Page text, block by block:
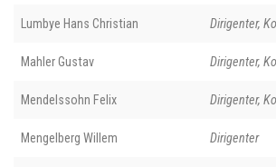
Lumbye Hans Christian Dirigenter,
Mahler Gustav Dirigenter,
Mendelssohn Felix Dirigenter,
Mengelberg Willem Dirigenter